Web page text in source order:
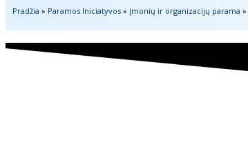
Pradžia » Paramos Iniciatyvos » Įmonių ir organizacijų parama »